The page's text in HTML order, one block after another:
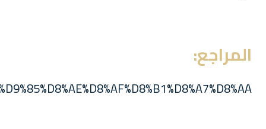
المراجع: